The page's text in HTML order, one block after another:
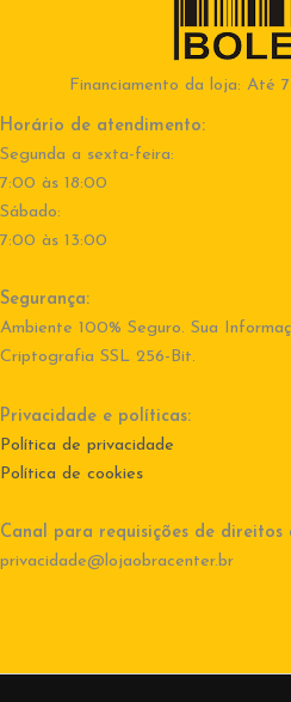
Financiamento da loja: Até
Horário de atendimento:
Segunda a sexta-feira:
7:00 às 18:00
Sábado:
7:00 às 13:00
Segurança:
Ambiente 100% Seguro. Sua
Criptografia SSL 256-Bit.
Privacidade e políticas:
Política de privacidade
Política de cookies
Canal para requisições de direitos
privacidade@lojaobracenter.br